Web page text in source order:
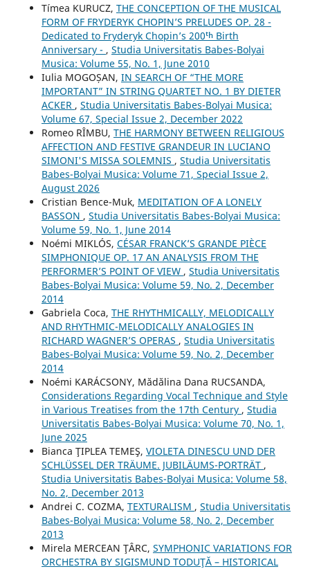
Tímea KURUCZ, THE CONCEPTION OF THE MUSICAL
FORM OF FRYDERYK CHOPIN’S PRELUDES OP. 28 -
Dedicated to Fryderyk Chopin’s 200ᵗʰ Birth
Anniversary - , Studia Universitatis Babes-Bolyai
Musica: Volume 55, No. 1, June 2010
Iulia MOGOȘAN, IN SEARCH OF “THE MORE
IMPORTANT” IN STRING QUARTET NO. 1 BY DIETER
ACKER , Studia Universitatis Babes-Bolyai Musica:
Volume 67, Special Issue 2, December 2022
Romeo RÎMBU, THE HARMONY BETWEEN RELIGIOUS
AFFECTION AND FESTIVE GRANDEUR IN LUCIANO
SIMONI'S MISSA SOLEMNIS , Studia Universitatis
Babes-Bolyai Musica: Volume 71, Special Issue 2,
August 2026
Cristian Bence-Muk, MEDITATION OF A LONELY
BASSON , Studia Universitatis Babes-Bolyai Musica:
Volume 59, No. 1, June 2014
Noémi MIKLÓS, CÉSAR FRANCK’S GRANDE PIÈCE
SIMPHONIQUE OP. 17 AN ANALYSIS FROM THE
PERFORMER’S POINT OF VIEW , Studia Universitatis
Babes-Bolyai Musica: Volume 59, No. 2, December
2014
Gabriela Coca, THE RHYTHMICALLY, MELODICALLY
AND RHYTHMIC-MELODICALLY ANALOGIES IN
RICHARD WAGNER’S OPERAS , Studia Universitatis
Babes-Bolyai Musica: Volume 59, No. 2, December
2014
Noémi KARÁCSONY, Mădălina Dana RUCSANDA,
Considerations Regarding Vocal Technique and Style
in Various Treatises from the 17th Century , Studia
Universitatis Babes-Bolyai Musica: Volume 70, No. 1,
June 2025
Bianca ŢIPLEA TEMEŞ, VIOLETA DINESCU UND DER
SCHLÜSSEL DER TRÄUME. JUBILÄUMS-PORTRÄT ,
Studia Universitatis Babes-Bolyai Musica: Volume 58,
No. 2, December 2013
Andrei C. COZMA, TEXTURALISM , Studia Universitatis
Babes-Bolyai Musica: Volume 58, No. 2, December
2013
Mirela MERCEAN ŢÂRC, SYMPHONIC VARIATIONS FOR
ORCHESTRA BY SIGISMUND TODUŢĂ – HISTORICAL